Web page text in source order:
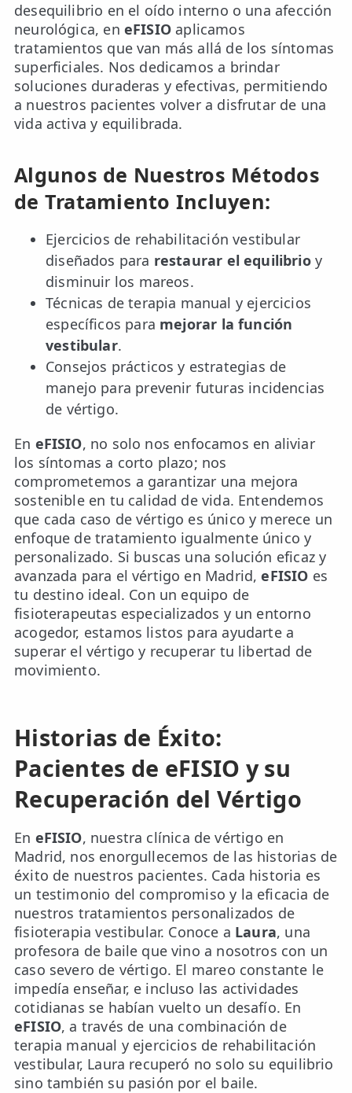
desequilibrio en el oído interno o una afección
neurológica, en eFISIOaplicamos
tratamientos que van más allá de los síntomas
superficiales. Nos dedicamos a brindar
soluciones duraderas y efectivas, permitiendo
a nuestros pacientes volver a disfrutar de una
vida activa y equilibrada.
Algunos de Nuestros Métodos
de Tratamiento Incluyen:
Ejercicios de rehabilitación vestibular
diseñados para restaurar el equilibrioy
disminuir los mareos.
Técnicas de terapia manual y ejercicios
específicos para mejorar la función
vestibular.
Consejos prácticos y estrategias de
manejo para prevenir futuras incidencias
de vértigo.
En eFISIO, no solo nos enfocamos en aliviar
los síntomas a corto plazo; nos
comprometemos a garantizar una mejora
sostenible en tu calidad de vida. Entendemos
que cada caso de vértigo es único y merece un
enfoque de tratamiento igualmente único y
personalizado. Si buscas una solución eficaz y
avanzada para el vértigo en Madrid,eFISIO es
tu destino ideal. Con un equipo de
fisioterapeutas especializados y un entorno
acogedor, estamos listos para ayudarte a
superar el vértigo y recuperar tu libertad de
movimiento.
Historias de Éxito:
Pacientes de eFISIO y su
Recuperación del Vértigo
En eFISIO, nuestra clínica de vértigo en
Madrid, nos enorgullecemos de las historias de
éxito de nuestros pacientes. Cada historia es
un testimonio del compromiso y la eficacia de
nuestros tratamientos personalizados de
fisioterapia vestibular. Conoce a Laura, una
profesora de baile que vino a nosotros con un
caso severo de vértigo. El mareo constante le
impedía enseñar, e incluso las actividades
cotidianas se habían vuelto un desafío. En
eFISIO, a través de una combinación de
terapia manual y ejercicios de rehabilitación
vestibular, Laura recuperó no solo su equilibrio
sino también su pasión por el baile.